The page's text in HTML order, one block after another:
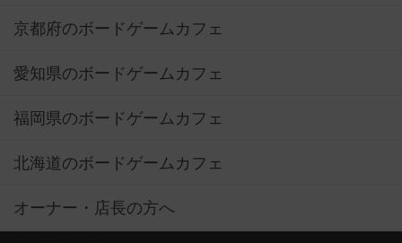
京都府のボードゲームカフェ
愛知県のボードゲームカフェ
福岡県のボードゲームカフェ
北海道のボードゲームカフェ
オーナー・店長の方へ